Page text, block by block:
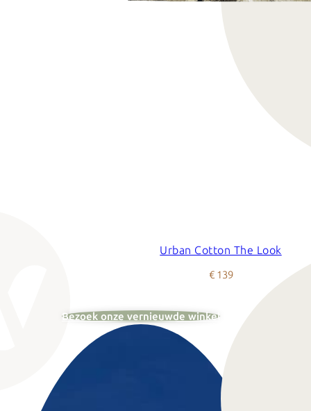
Urban Cotton The Look
€ 139
Bezoek onze vernieuwde winkel